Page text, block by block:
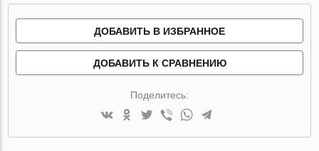
ДОБАВИТЬ В ИЗБРАННОЕ
ДОБАВИТЬ К СРАВНЕНИЮ
Поделитесь: